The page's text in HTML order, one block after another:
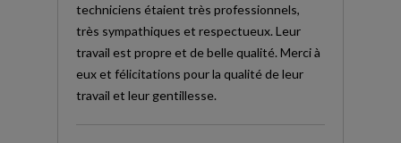
techniciens étaient très professionnels,
très sympathiques et respectueux. Leur
travail est propre et de belle qualité. Merci à
eux et félicitations pour la qualité de leur
travail et leur gentillesse.